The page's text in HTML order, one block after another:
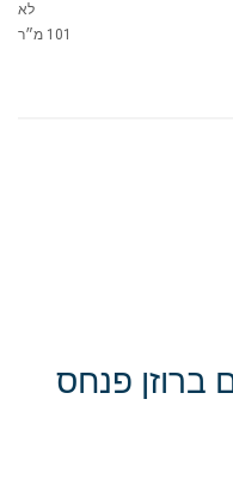
לא
101 מ״ר